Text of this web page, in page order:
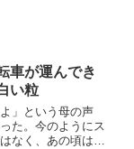
車が運んでき
い粒
」という母の声
た。今のようにス
なく、あの頃はお